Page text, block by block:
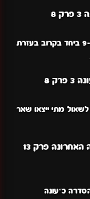
8
אנחנו עובדים על זה נעלה את פרקים 9-10 ביחד בקרוב בעזרת
פרק 8
מתי ייצאו שאר
גולדן קמואי העונה האחרונה פרק 13
כ״עונה